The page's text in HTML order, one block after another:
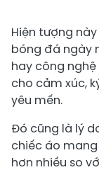
Hiện tượng
bóng đá ngày
hay công
cho cảm xúc,
yêu mến.
Đó cũng là lý
chiếc áo
hơn nhiều so